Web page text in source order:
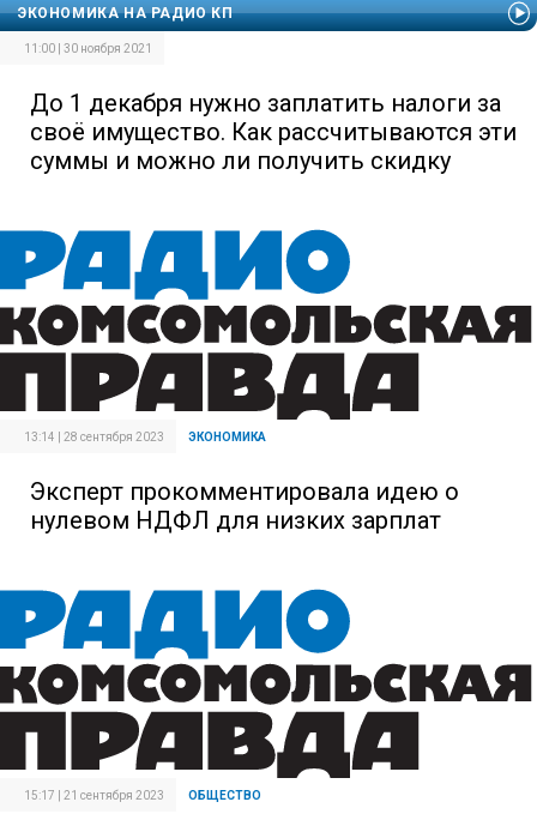
ЭКОНОМИКА НА РАДИО КП
11:00 | 30 ноября 2021
До 1 декабря нужно заплатить налоги за
своё имущество. Как рассчитываются эти
суммы и можно ли получить скидку
13:14 | 28 сентября 2023 ЭКОНОМИКА
Эксперт прокомментировала идею о
нулевом НДФЛ для низких зарплат
15:17 | 21 сентября 2023 ОБЩЕСТВО